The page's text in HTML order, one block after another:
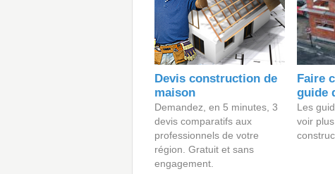
Devis construction de
maison
Demandez, en 5 minutes, 3
devis comparatifs aux
professionnels de votre
région. Gratuit et sans
engagement.
Faire
guide
Les
voir